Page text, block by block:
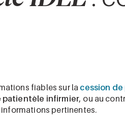
fiables sur la cession
patientèle infirmier, ou au
pertinentes.